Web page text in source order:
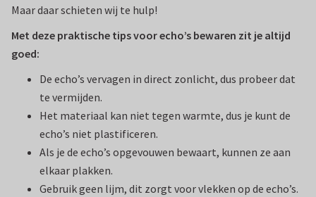
Maar daar schieten wij te hulp!
Met deze praktische tips voor echo’s bewaren zit je altijd
goed:
De echo’s vervagen in direct zonlicht, dus probeer dat
te vermijden.
Het materiaal kan niet tegen warmte, dus je kunt de
echo’s niet plastificeren.
Als je de echo’s opgevouwen bewaart, kunnen ze aan
elkaar plakken.
Gebruik geen lijm, dit zorgt voor vlekken op de echo’s.